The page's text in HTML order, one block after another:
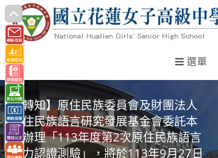
跳
轉
至
主
要
內
容
選單
【轉知】原住民族委員會及財團法人
原住民族語言研究發展基金會委託本
校辦理「113年度第2次原住民族語言
能力認證測驗」，將於113年9月27日